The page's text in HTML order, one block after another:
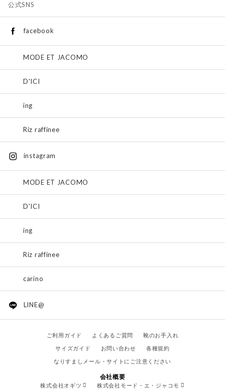
公式SNS
facebook
MODE ET JACOMO
D'ICI
ing
Riz raffinee
instagram
MODE ET JACOMO
D'ICI
ing
Riz raffinee
carino
LINE@
ご利用ガイド よくあるご質問
靴のお手入れ
サイズガイド
お問い合わせ
各種規約
なりすましメール・サイトにご注意ください
会社概要
株式会社オギツ 株式会社モード・エ・ジャコモ